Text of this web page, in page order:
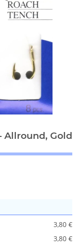
Allround, Gold
3,80 €
3,80 €